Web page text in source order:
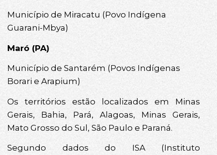
Município de Miracatu (Povo Indígena
Guarani-Mbya)
Maró (PA)
Município de Santarém (Povos Indígenas
Borari e Arapium)
Os territórios estão localizados em Minas
Gerais, Bahia, Pará, Alagoas, Minas Gerais,
Mato Grosso do Sul, São Paulo e Paraná.
Segundo dados do ISA (Instituto